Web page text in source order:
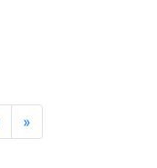
下一頁
»